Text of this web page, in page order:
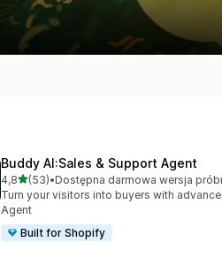
Buddy AI:Sales & Support Agent
4,8na 5 gwiazdek
(53)
Łączna liczba recenzji: 53
•Dostępna darmowa wersja
Turn your visitors into buyers with
Agent
Built for Shopify